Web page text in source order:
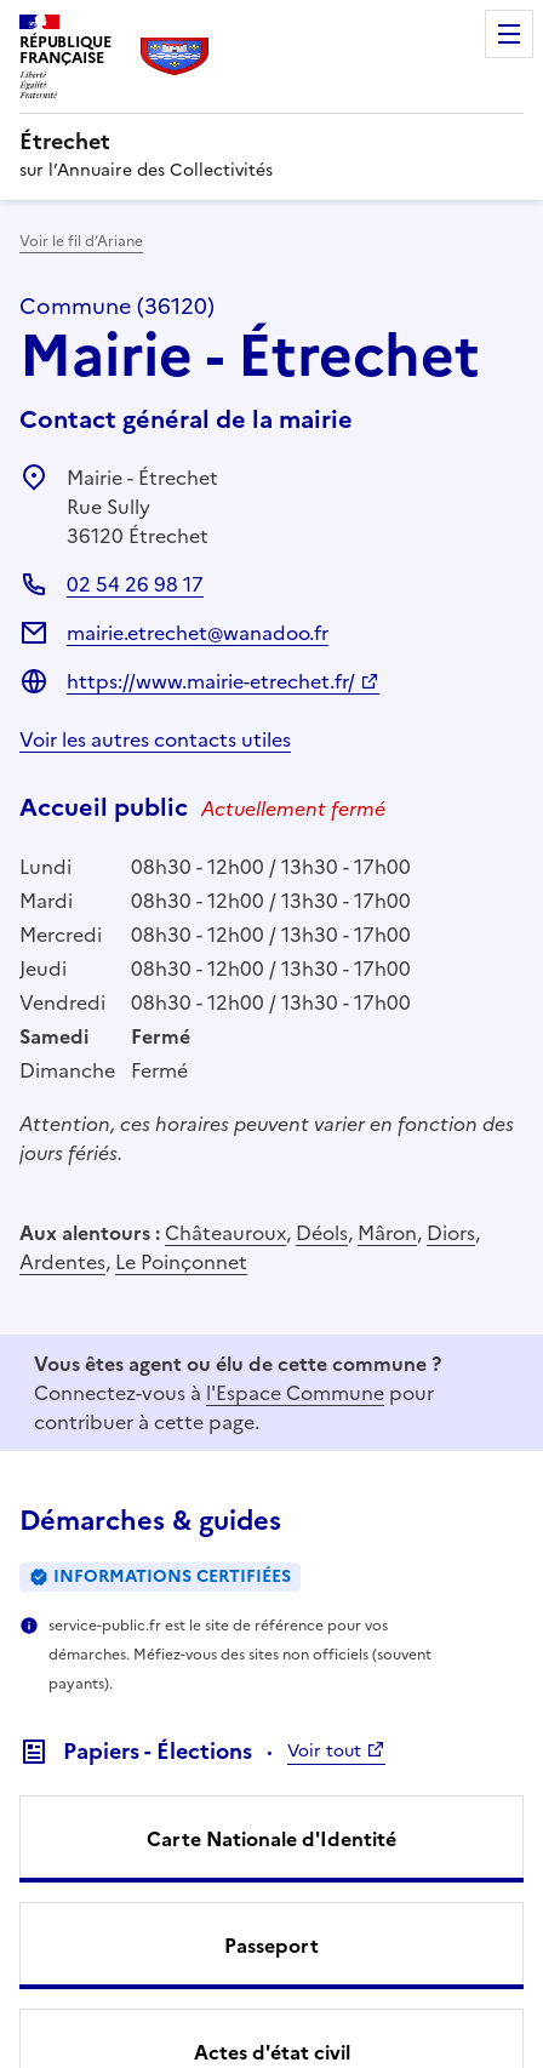
RÉPUBLIQUE
FRANÇAISE
Étrechet
sur l’Annuaire des Collectivités
Voir le fil d’Ariane
Commune (36120)
Mairie - Étrechet
Contact général de la mairie
Mairie - Étrechet
Rue Sully
36120 Étrechet
02 54 26 98 17
mairie.etrechet@wanadoo.fr
https://www.mairie-etrechet.fr/
Voir les autres contacts utiles
Accueil public Actuellement fermé
Lundi
08h30 - 12h00 / 13h30 - 17h00
Mardi
08h30 - 12h00 / 13h30 - 17h00
Mercredi
08h30 - 12h00 / 13h30 - 17h00
Jeudi
08h30 - 12h00 / 13h30 - 17h00
Vendredi
08h30 - 12h00 / 13h30 - 17h00
Samedi
Fermé
Dimanche Fermé
Attention, ces horaires peuvent varier en fonction des
jours fériés.
Aux alentours : Châteauroux, Déols, Mâron, Diors,
Ardentes, Le Poinçonnet
Vous êtes agent ou élu de cette commune ?
Connectez-vous à l'Espace Commune pour
contribuer à cette page.
Démarches & guides
INFORMATIONS CERTIFIÉES
service-public.fr est le site de référence pour vos
démarches. Méfiez-vous des sites non officiels (souvent
payants).
Papiers - Élections Voir tout
Carte Nationale d'Identité
Passeport
Actes d'état civil